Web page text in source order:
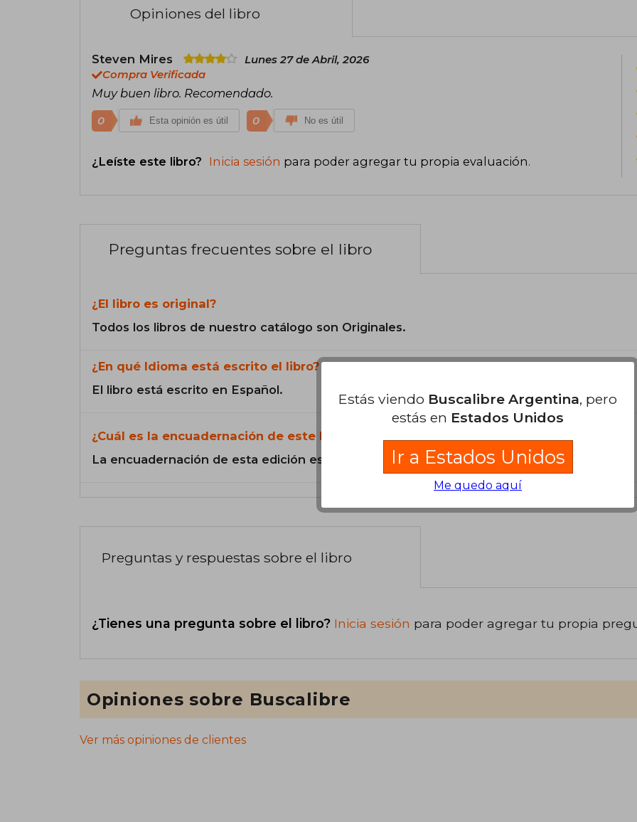
Opiniones del libro
Steven Mires
Lunes 27 de Abril, 2026
Compra Verificada
Muy buen libro. Recomendado.
0 Esta opinión es útil 0 No es útil
¿Leíste este libro? Inicia sesión para poder agregar tu propia evaluación.
Preguntas frecuentes sobre el libro
¿El libro es original?
Todos los libros de nuestro catálogo son Originales.
¿En qué Idioma está escrito el libro?
El libro está escrito en Español.
¿Cuál es la encuadernación de este libro?
La encuadernación de esta edición es Tapa Blanda.
Preguntas y respuestas sobre el libro
¿Tienes una pregunta sobre el libro? Inicia sesión para poder agregar tu propia
Opiniones sobre Buscalibre
Ver más opiniones de clientes
Estás viendo Buscalibre Argentina, pero
estás en Estados Unidos
Ir a Estados Unidos
Me quedo aquí